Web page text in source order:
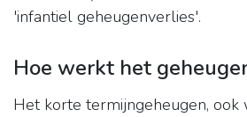
'infantiel geheugenverlies'.
Hoe werkt het
Het korte termijngeheugen, ook